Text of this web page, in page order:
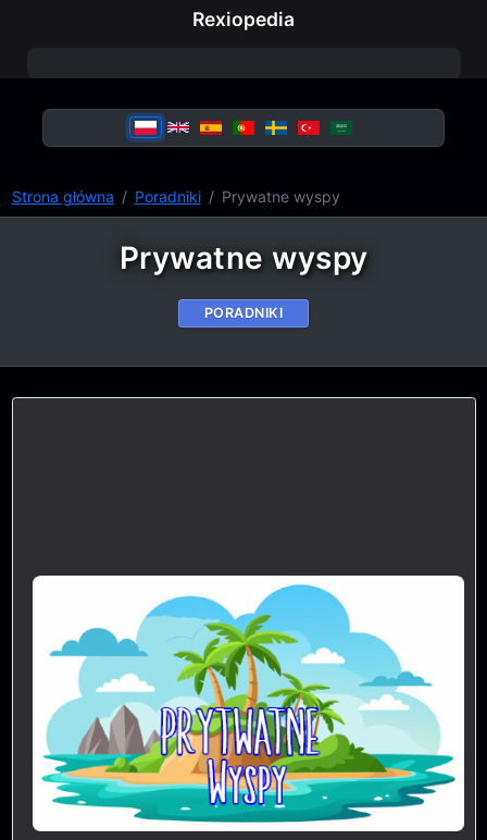
Rexiopedia
Strona główna Poradniki Prywatne wyspy
Prywatne wyspy
PORADNIKI